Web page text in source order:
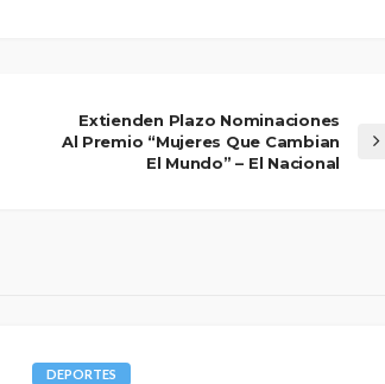
Extienden Plazo Nominaciones
Al Premio “Mujeres Que Cambian
El Mundo” – El Nacional
DEPORTES